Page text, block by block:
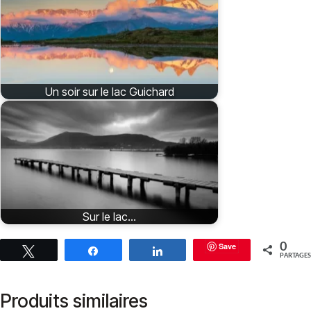
Un soir sur le lac Guichard
Sur le lac...
Partagez Save 0
PARTAGES
Produits similaires